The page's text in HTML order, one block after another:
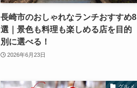
長崎市のおしゃれなランチおすすめ8
選｜景色も料理も楽しめる店を目的
別に選べる！
2026年6月23日
グルメ